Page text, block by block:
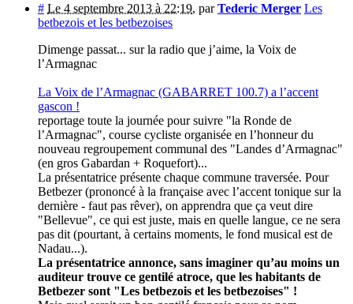
# Le 4 septembre 2013 à 22:19, parTederic Merger Les
betbezois et les betbezoises
Dimenge passat... sur la radio que j’aime, la Voix de
l’Armagnac
La Voix de l’Armagnac (GABARRET 100.7) a l’accent
gascon !
reportage toute la journée pour suivre "la Ronde de
l’Armagnac", course cycliste organisée en l’honneur du
nouveau regroupement communal des "Landes d’Armagnac"
(en gros Gabardan + Roquefort)...
La présentatrice présente chaque commune traversée. Pour
Betbezer (prononcé à la française avec l’accent tonique sur la
dernière - faut pas rêver), on apprendra que ça veut dire
"Bellevue", ce qui est juste, mais en quelle langue, ce ne sera
pas dit (pourtant, à certains moments, le fond musical est de
Nadau...).
La présentatrice annonce, sans imaginer qu’au moins un
auditeur trouve ce gentilé atroce, que les habitants de
Betbezer sont "Les betbezois et les betbezoises" !